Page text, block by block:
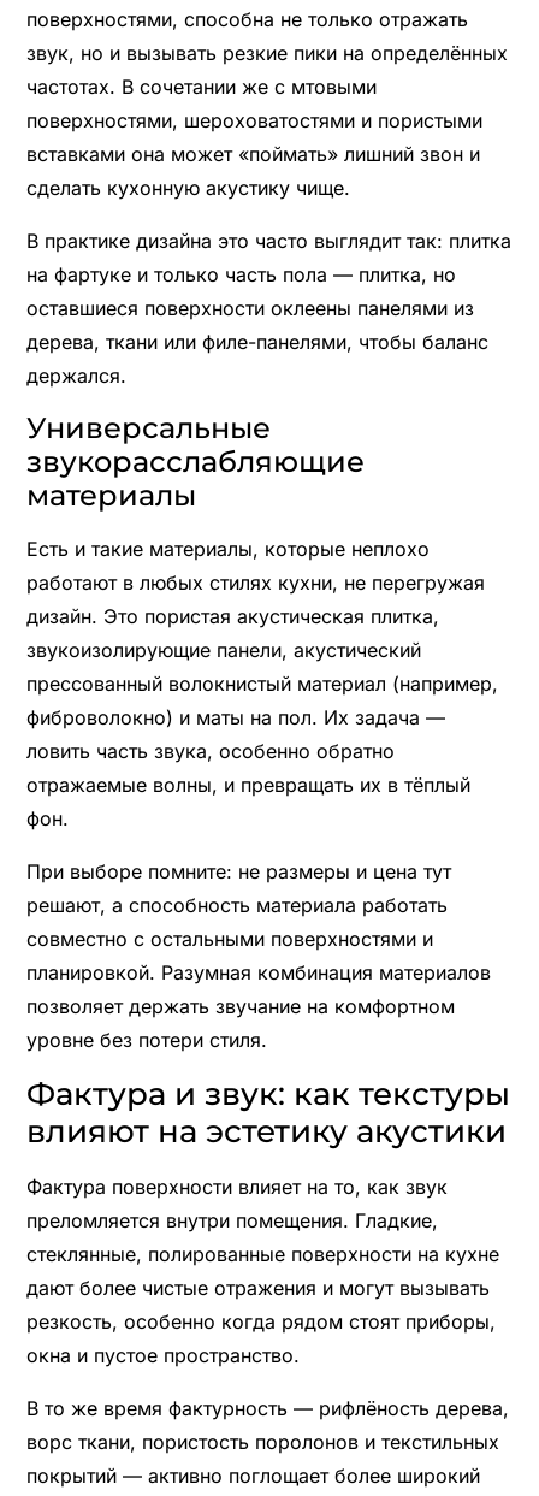
поверхностями, способна не только отражать
звук, но и вызывать резкие пики на определённых
частотах. В сочетании же с мтовыми
поверхностями, шероховатостями и пористыми
вставками она может «поймать» лишний звон и
сделать кухонную акустику чище.
В практике дизайна это часто выглядит так: плитка
на фартуке и только часть пола — плитка, но
оставшиеся поверхности оклеены панелями из
дерева, ткани или филе-панелями, чтобы баланс
держался.
Универсальные
звукорасслабляющие
материалы
Есть и такие материалы, которые неплохо
работают в любых стилях кухни, не перегружая
дизайн. Это пористая акустическая плитка,
звукоизолирующие панели, акустический
прессованный волокнистый материал (например,
фиброволокно) и маты на пол. Их задача —
ловить часть звука, особенно обратно
отражаемые волны, и превращать их в тёплый
фон.
При выборе помните: не размеры и цена тут
решают, а способность материала работать
совместно с остальными поверхностями и
планировкой. Разумная комбинация материалов
позволяет держать звучание на комфортном
уровне без потери стиля.
Фактура и звук: как текстуры
влияют на эстетику акустики
Фактура поверхности влияет на то, как звук
преломляется внутри помещения. Гладкие,
стеклянные, полированные поверхности на кухне
дают более чистые отражения и могут вызывать
резкость, особенно когда рядом стоят приборы,
окна и пустое пространство.
В то же время фактурность — рифлёность дерева,
ворс ткани, пористость поролонов и текстильных
покрытий — активно поглощает более широкий